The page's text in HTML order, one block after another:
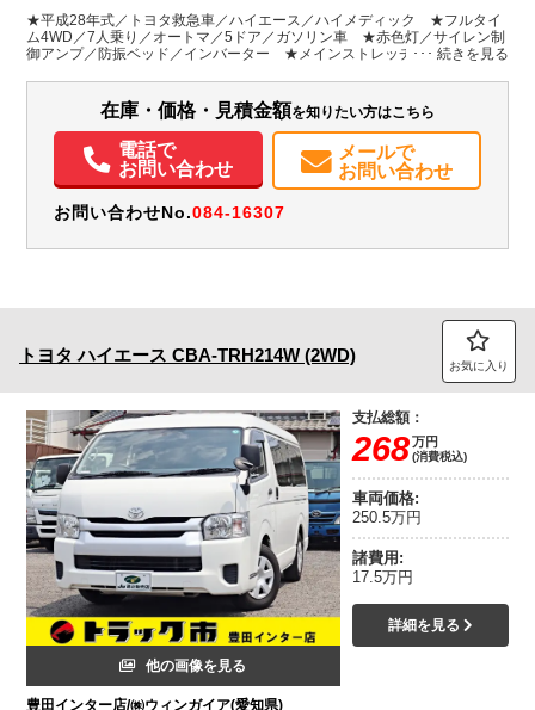
H:2,490
装備情報
バックモニター
記録簿（一部含む）
取扱説明書（一部含む）
メンテナンスノート（保証書）
★平成28年式／トヨタ救急車／ハイエース／ハイメディック ★フルタイ
ム4WD／7人乗り／オートマ／5ドア／ガソリン車 ★赤色灯／サイレン制
御アンプ／防振ベッド／インバーター ★メインストレッチャー／トヨタ
か ★普通自動車(3.5t)免許で運転出来ます／AT・オートマ限定免許対応
在庫・価格・見積金額を知りたい方はこちら
電話で
お問い合わせ
メールで
お問い合わせ
お問い合わせNo.084-16307
トヨタ ハイエース CBA-TRH214W (2WD) お気に入り
他の画像を見る
豊田インター店/㈱ウィンガイア(愛知県)
支払総額：
268万円
(消費税込)
車両価格:
250.5万円
諸費用:
17.5万円
詳細を見る